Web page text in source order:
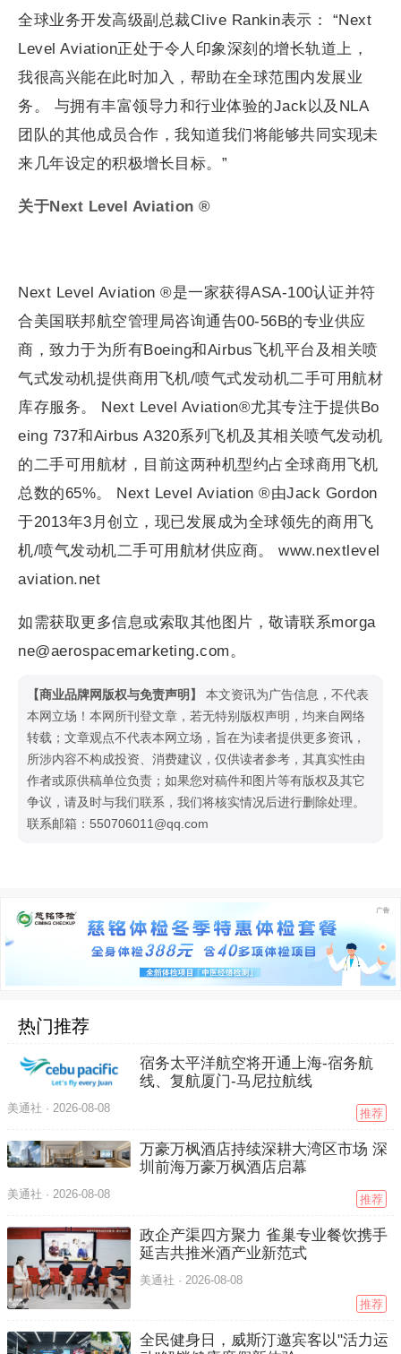
全球业务开发高级副总裁Clive Rankin表示： “Next
Level Aviation正处于令人印象深刻的增长轨道上，
我很高兴能在此时加入，帮助在全球范围内发展业
务。 与拥有丰富领导力和行业体验的Jack以及NLA
团队的其他成员合作，我知道我们将能够共同实现未
来几年设定的积极增长目标。”
关于Next Level Aviation ®
Next Level Aviation ®是一家获得ASA-100认证并符
合美国联邦航空管理局咨询通告00-56B的专业供应
商，致力于为所有Boeing和Airbus飞机平台及相关喷
气式发动机提供商用飞机/喷气式发动机二手可用航材
库存服务。 Next Level Aviation®尤其专注于提供Bo
eing 737和Airbus A320系列飞机及其相关喷气发动机
的二手可用航材，目前这两种机型约占全球商用飞机
总数的65%。 Next Level Aviation ®由Jack Gordon
于2013年3月创立，现已发展成为全球领先的商用飞
机/喷气发动机二手可用航材供应商。 www.nextlevel
aviation.net
如需获取更多信息或索取其他图片，敬请联系morga
ne@aerospacemarketing.com。
【商业品牌网版权与免责声明】
本文资讯为广告信息，不代表
本网立场！本网所刊登文章，若无特别版权声明，均来自网络
转载；文章观点不代表本网立场，旨在为读者提供更多资讯，
所涉内容不构成投资、消费建议，仅供读者参考，其真实性由
作者或原供稿单位负责；如果您对稿件和图片等有版权及其它
争议，请及时与我们联系，我们将核实情况后进行删除处理。
联系邮箱：550706011@qq.com
热门推荐
宿务太平洋航空将开通上海-宿务航
线、复航厦门-马尼拉航线
美通社 · 2026-08-08 推荐
万豪万枫酒店持续深耕大湾区市场 深
圳前海万豪万枫酒店启幕
美通社 · 2026-08-08 推荐
政企产渠四方聚力 雀巢专业餐饮携手
延吉共推米酒产业新范式
美通社 · 2026-08-08
推荐
全民健身日，威斯汀邀宾客以"活力运